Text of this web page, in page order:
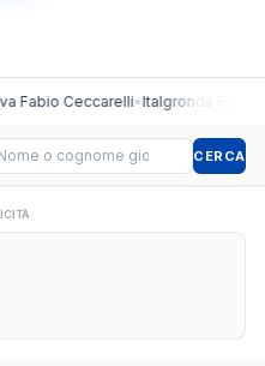
Fabio Ceccarelli•Italgronda Futsal
giocatore CERCA